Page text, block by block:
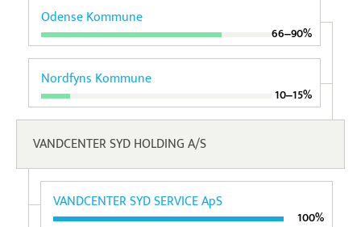
Odense Kommune
66‒90%
Nordfyns Kommune
10‒15%
VANDCENTER SYD HOLDING A/S
VANDCENTER SYD SERVICE ApS
100%